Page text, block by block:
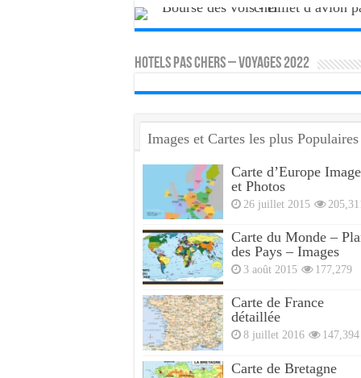
HOTELS PAS CHERS – VOYAGES 2022
Images et Cartes les plus Populaires
Carte d’Europe
et Photos
26 juillet 2015
Carte du Monde –
des Pays – Images
3 août 2015 177,279
Carte de France
détaillée
8 juillet 2016 147,394
Carte de Bretagne